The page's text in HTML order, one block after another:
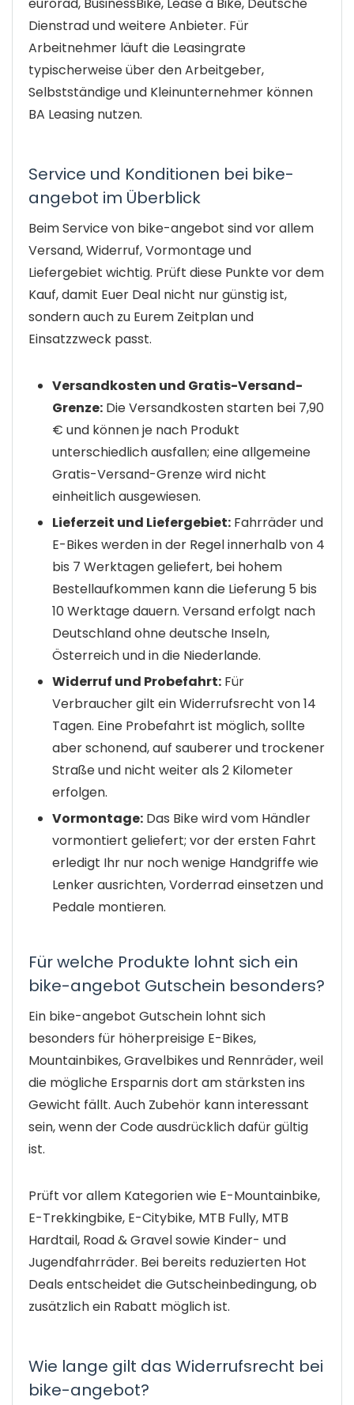
eurorad, BusinessBike, Lease a Bike, Deutsche
Dienstrad und weitere Anbieter. Für
Arbeitnehmer läuft die Leasingrate
typischerweise über den Arbeitgeber,
Selbstständige und Kleinunternehmer können
BA Leasing nutzen.
Service und Konditionen bei bike-
angebot im Überblick
Beim Service von bike-angebot sind vor allem
Versand, Widerruf, Vormontage und
Liefergebiet wichtig. Prüft diese Punkte vor dem
Kauf, damit Euer Deal nicht nur günstig ist,
sondern auch zu Eurem Zeitplan und
Einsatzzweck passt.
Versandkosten und Gratis-Versand-
Grenze: Die Versandkosten starten bei 7,90
€ und können je nach Produkt
unterschiedlich ausfallen; eine allgemeine
Gratis-Versand-Grenze wird nicht
einheitlich ausgewiesen.
Lieferzeit und Liefergebiet: Fahrräder und
E-Bikes werden in der Regel innerhalb von 4
bis 7 Werktagen geliefert, bei hohem
Bestellaufkommen kann die Lieferung 5 bis
10 Werktage dauern. Versand erfolgt nach
Deutschland ohne deutsche Inseln,
Österreich und in die Niederlande.
Widerruf und Probefahrt: Für
Verbraucher gilt ein Widerrufsrecht von 14
Tagen. Eine Probefahrt ist möglich, sollte
aber schonend, auf sauberer und trockener
Straße und nicht weiter als 2 Kilometer
erfolgen.
Vormontage: Das Bike wird vom Händler
vormontiert geliefert; vor der ersten Fahrt
erledigt Ihr nur noch wenige Handgriffe wie
Lenker ausrichten, Vorderrad einsetzen und
Pedale montieren.
Für welche Produkte lohnt sich ein
bike-angebot Gutschein besonders?
Ein bike-angebot Gutschein lohnt sich
besonders für höherpreisige E-Bikes,
Mountainbikes, Gravelbikes und Rennräder, weil
die mögliche Ersparnis dort am stärksten ins
Gewicht fällt. Auch Zubehör kann interessant
sein, wenn der Code ausdrücklich dafür gültig
ist.
Prüft vor allem Kategorien wie E-Mountainbike,
E-Trekkingbike, E-Citybike, MTB Fully, MTB
Hardtail, Road & Gravel sowie Kinder- und
Jugendfahrräder. Bei bereits reduzierten Hot
Deals entscheidet die Gutscheinbedingung, ob
zusätzlich ein Rabatt möglich ist.
Wie lange gilt das Widerrufsrecht bei
bike-angebot?